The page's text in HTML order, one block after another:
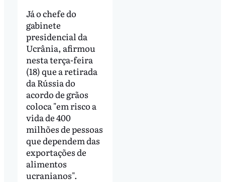
Já o chefe do
gabinete
presidencial da
Ucrânia, afirmou
nesta terça-feira
(18) que a retirada
da Rússia do
acordo de grãos
coloca "em risco a
vida de 400
milhões de pessoas
que dependem das
exportações de
alimentos
ucranianos".